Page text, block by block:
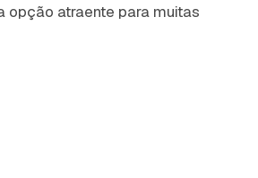
opção atraente para muitas